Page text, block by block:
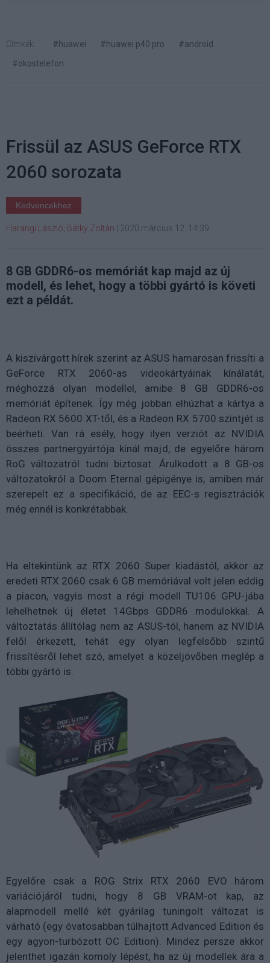
Címkék: #huawei #huawei p40 pro
#android
#okostelefon
Frissül az ASUS GeForce RTX
2060 sorozata
Kedvencekhez
Harangi László, Bátky Zoltán 2020 március 12. 14:39
8 GB GDDR6-os memóriát kap majd az új
modell, és lehet, hogy a többi gyártó is követi
ezt a példát.
A kiszivárgott hírek szerint az ASUS hamarosan frissíti a
GeForce RTX 2060-as videokártyáinak kínálatát,
méghozzá olyan modellel, amibe 8 GB GDDR6-os
memóriát építenek. Így még jobban elhúzhat a kártya a
Radeon RX 5600 XT-től, és a Radeon RX 5700 szintjét is
beérheti. Van rá esély, hogy ilyen verziót az NVIDIA
összes partnergyártója kínál majd, de egyelőre három
RoG változatról tudni biztosat. Árulkodott a 8 GB-os
változatokról a Doom Eternal gépigénye is, amiben már
szerepelt ez a specifikáció, de az EEC-s regisztrációk
még ennél is konkrétabbak.
Ha eltekintünk az RTX 2060 Super kiadástól, akkor az
eredeti RTX 2060 csak 6 GB memóriával volt jelen eddig
a piacon, vagyis most a régi modell TU106 GPU-jába
lehelhetnek új életet 14Gbps GDDR6 modulokkal. A
változtatás állítólag nem az ASUS-tól, hanem az NVIDIA
felől érkezett, tehát egy olyan legfelsőbb szintű
frissítésről lehet szó, amelyet a közeljövőben meglép a
többi gyártó is.
Egyelőre csak a ROG Strix RTX 2060 EVO három
variációjáról tudni, hogy 8 GB VRAM-ot kap, az
alapmodell mellé két gyárilag tuningolt változat is
várható (egy óvatosabban túlhajtott Advanced Edition és
egy agyon-turbózott OC Edition). Mindez persze akkor
jelenthet igazán komoly lépést, ha az új modellek ára a